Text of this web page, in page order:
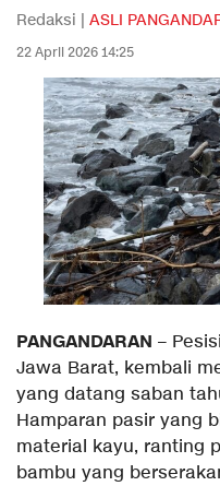
Redaksi | ASLI
22 April 2026 14:25
PANGANDARAN –
Jawa Barat, kembali
yang datang saban
Hamparan pasir yang
material kayu, ranting
bambu yang